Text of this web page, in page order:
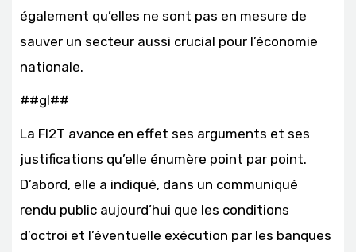
également qu’elles ne sont pas en mesure de
sauver un secteur aussi crucial pour l’économie
nationale.
##gl##
La FI2T avance en effet ses arguments et ses
justifications qu’elle énumère point par point.
D’abord, elle a indiqué, dans un communiqué
rendu public aujourd’hui que les conditions
d’octroi et l’éventuelle exécution par les banques